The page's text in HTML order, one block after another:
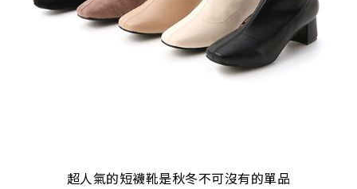
超人氣的短襪靴是秋冬不可沒有的單品